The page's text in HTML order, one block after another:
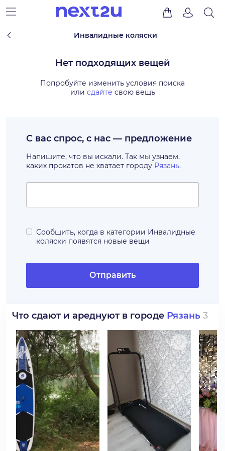
Инвалидные коляски
Нет подходящих вещей
Попробуйте изменить условия поиска
или сдайте свою вещь
С вас спрос, с нас — предложение
Напишите, что вы искали. Так мы узнаем,
каких прокатов не хватает городу Рязань.
Сообщить, когда в категории Инвалидные
коляски появятся новые вещи
Отправить
Что сдают и ареднуют в городе Рязань 3